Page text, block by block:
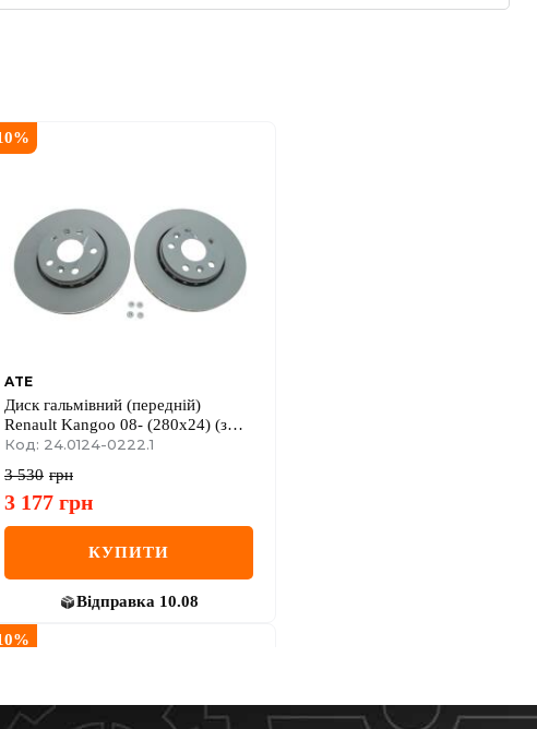
%
ATE
Диск гальмівний (передній)
Renault Kangoo 08- (280x24) (з
покриттям) (вентильований)
Код: 24.0124-0222.1
3 530 грн
3 177 грн
КУПИТИ
Відправка 10.08
%